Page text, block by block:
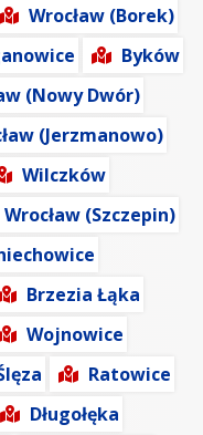
Wrocław (Borek)
Byków
(Nowy Dwór)
(Jerzmanowo)
Wilczków
Wrocław (Szczepin)
Brzezia Łąka
Wojnowice
Ratowice
Długołęka